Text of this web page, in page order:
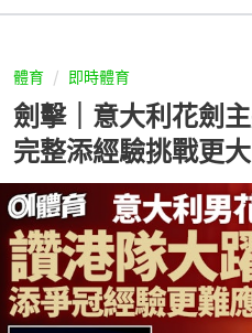
體育 即時體育
劍擊｜意大利花劍
完整添經驗挑戰更大